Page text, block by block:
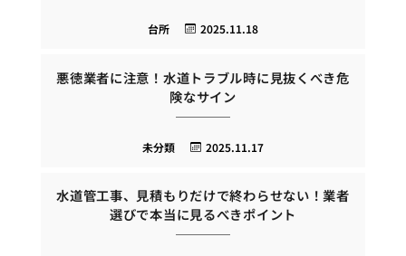
2025.11.18
台所
悪徳業者に注意！水道トラブル時に見抜くべき危
険なサイン
2025.11.17
未分類
水道管工事、見積もりだけで終わらせない！業者
選びで本当に見るべきポイント